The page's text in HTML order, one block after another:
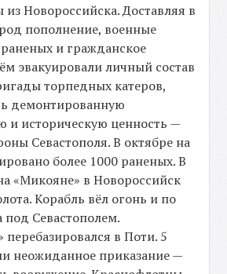
Новороссийска. Доставляя в
пополнение, военные
и гражданское
эвакуировали личный состав
торпедных катеров,
демонтированную
и историческую ценность —
Севастополя. В октябре на
более 1000 раненых. В
«Микояне» в Новороссийск
Корабль вёл огонь и по
под Севастополем.
в Поти. 5
неожиданное приказание —